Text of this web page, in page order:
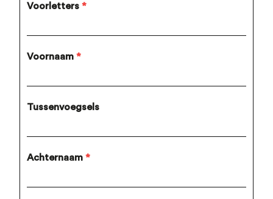
Voorletters *
Voornaam *
Tussenvoegsels
Achternaam *